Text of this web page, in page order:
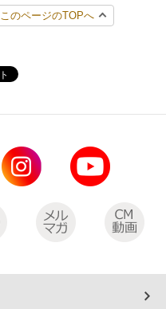
舗限定）
グ（店舗限定）
このページのTOPへ